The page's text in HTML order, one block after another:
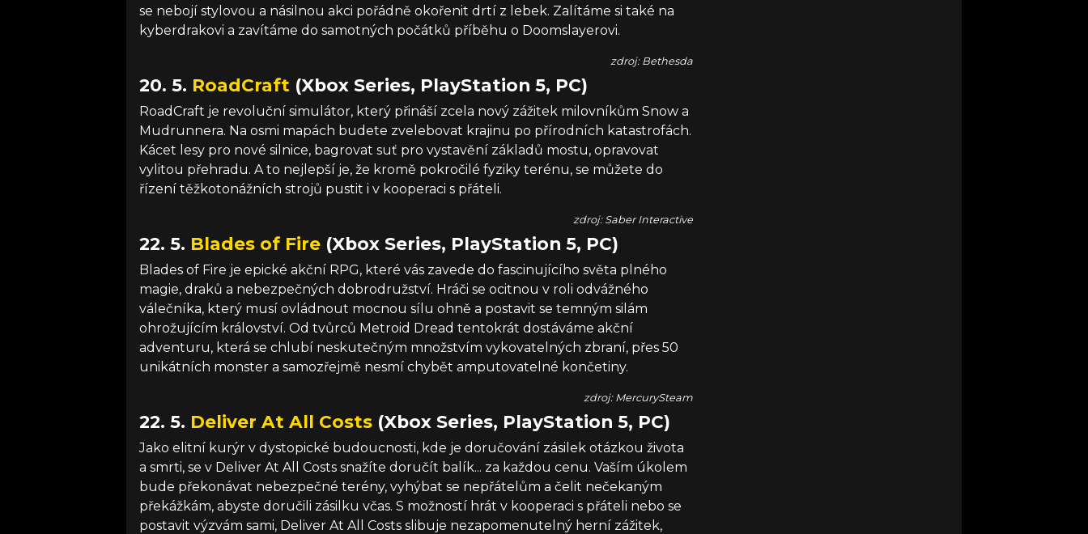
se nebojí stylovou a násilnou akci pořádně okořenit drtí z lebek. Zalítáme si také na
kyberdrakovi a zavítáme do samotných počátků příběhu o Doomslayerovi.
zdroj: Bethesda
20. 5. RoadCraft (Xbox Series, PlayStation 5, PC)
RoadCraft je revoluční simulátor, který přináší zcela nový zážitek milovníkům Snow a
Mudrunnera. Na osmi mapách budete zvelebovat krajinu po přírodních katastrofách.
Kácet lesy pro nové silnice, bagrovat suť pro vystavění základů mostu, opravovat
vylitou přehradu. A to nejlepší je, že kromě pokročilé fyziky terénu, se můžete do
řízení těžkotonážních strojů pustit i v kooperaci s přáteli.
zdroj: Saber Interactive
22. 5. Blades of Fire (Xbox Series, PlayStation 5, PC)
Blades of Fire je epické akční RPG, které vás zavede do fascinujícího světa plného
magie, draků a nebezpečných dobrodružství. Hráči se ocitnou v roli odvážného
válečníka, který musí ovládnout mocnou sílu ohně a postavit se temným silám
ohrožujícím království. Od tvůrců Metroid Dread tentokrát dostáváme akční
adventuru, která se chlubí neskutečným množstvím vykovatelných zbraní, přes 50
unikátních monster a samozřejmě nesmí chybět amputovatelné končetiny.
zdroj: MercurySteam
22. 5. Deliver At All Costs (Xbox Series, PlayStation 5, PC)
Jako elitní kurýr v dystopické budoucnosti, kde je doručování zásilek otázkou života
a smrti, se v Deliver At All Costs snažíte doručít balík... za každou cenu. Vaším úkolem
bude překonávat nebezpečné terény, vyhýbat se nepřátelům a čelit nečekaným
překážkám, abyste doručili zásilku včas. S možností hrát v kooperaci s přáteli nebo se
postavit výzvám sami, Deliver At All Costs slibuje nezapomenutelný herní zážitek,